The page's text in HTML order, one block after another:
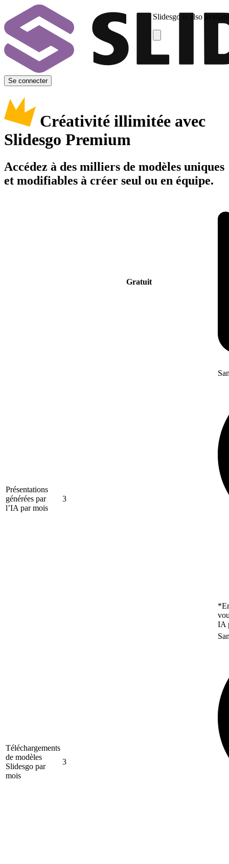
Slidesgo is also
Se connecter
Créativité illimitée avec
Slidesgo Premium
Accédez à des milliers de modèles uniques
et modifiables à créer seul ou en équipe.
Gratuit
Présentations
générées par
l’IA par mois
3
IA
Téléchargements
de modèles
Slidesgo par
mois
3